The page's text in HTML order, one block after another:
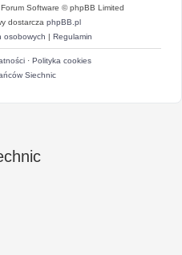
Software © phpBB Limited
dostarcza phpBB.pl
osobowych | Regulamin
· Polityka cookies
Siechnic